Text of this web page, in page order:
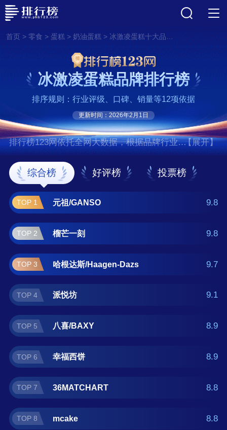
首页> 零食 > 蛋糕 > 奶油蛋糕 > 冰激凌蛋糕十大品牌排行榜
冰激凌蛋糕品牌排行榜
排序规则：行业评级、口碑、销量等12项依据
更新时间：2026年2月1日
排行榜123网依托全网大数据，根据品牌行业评
级、口碑、销量等12项指标依据，评选出了冰
激凌蛋糕十大品牌排行榜，前十名分别是元
祖/GANSO、榴芒一刻、哈根达斯/Haagen-
Dazs、派悦坊、八喜/BAXY、幸福西饼、
36MATCHART、mcake、诺心/Lecake、熊猫
不走蛋糕 。如果您正在查找冰激凌蛋糕什么牌
子好？那么本冰激凌蛋糕十大品牌榜单可供您
作为选购参考，我们致力于用最真实的数据提
供冰激凌蛋糕品牌推荐，让您选得放心。(榜单
每月更新一次)
【展开】
综合榜 好评榜 投票榜
TOP 1 元祖/GANSO 9.8
TOP 2 榴芒一刻 9.8
TOP 3 哈根达斯/Haagen-Dazs 9.7
TOP 4 派悦坊 9.1
TOP 5 八喜/BAXY 8.9
TOP 6 幸福西饼 8.9
TOP 7 36MATCHART 8.8
TOP 8 mcake 8.8